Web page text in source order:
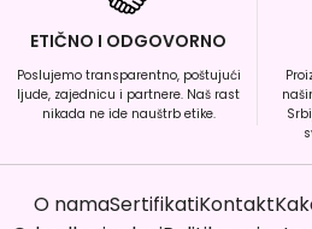
ETIČNO I ODGOVORNO
Poslujemo transparentno, poštujući
ljude, zajednicu i partnere. Naš rast
nikada ne ide nauštrb etike.
O namaSertifikatiKontakt